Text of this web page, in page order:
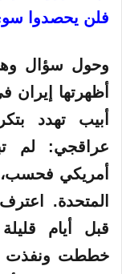
فلن يحصدوا
وحول سؤال
أظهرتها
أبيب تهدد
عراقجي: لم
أمريكي فحسب،
المتحدة.
قبل أيام
خططت ونفذت